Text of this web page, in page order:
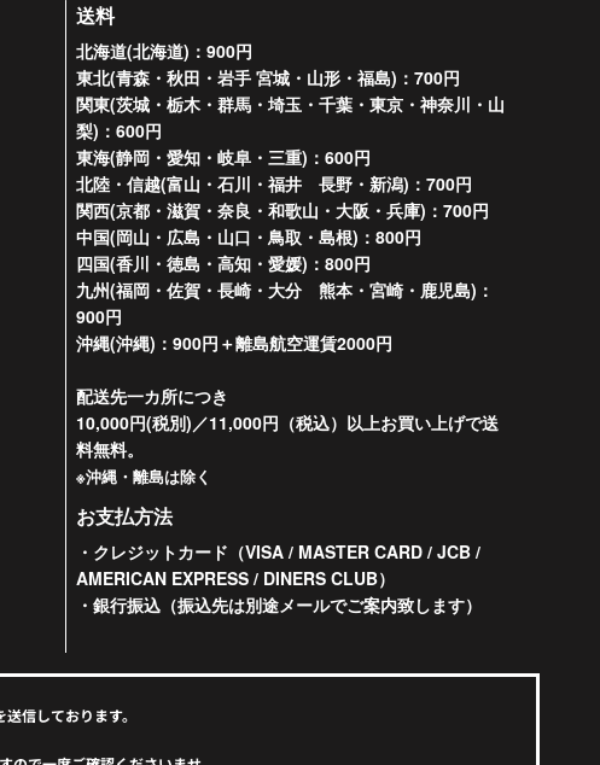
送料
北海道(北海道)：900円
東北(青森・秋田・岩手 宮城・山形・福島)：700円
関東(茨城・栃木・群馬・埼玉・千葉・東京・神奈川・山
梨)：600円
東海(静岡・愛知・岐阜・三重)：600円
北陸・信越(富山・石川・福井 長野・新潟)：700円
関西(京都・滋賀・奈良・和歌山・大阪・兵庫)：700円
中国(岡山・広島・山口・鳥取・島根)：800円
四国(香川・徳島・高知・愛媛)：800円
九州(福岡・佐賀・長崎・大分 熊本・宮崎・鹿児島)：
900円
沖縄(沖縄)：900円＋離島航空運賃2000円
配送先一カ所につき
10,000円(税別)／11,000円（税込）以上お買い上げで送
料無料。
※沖縄・離島は除く
お支払方法
・クレジットカード（VISA / MASTER CARD / JCB /
AMERICAN EXPRESS / DINERS CLUB）
・銀行振込（振込先は別途メールでご案内致します）
信しております。